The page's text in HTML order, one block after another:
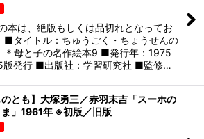
本は、絶版もしくは品切れとなってお
■タイトル：ちゅうごく・ちょうせんの
＊母と子の名作絵本9 ■発行年：1975
発行 ■出版社：学習研究社 ■監修…
のとも】大塚勇三／赤羽末吉「スーホの
ま」1961年 ※初版／旧版